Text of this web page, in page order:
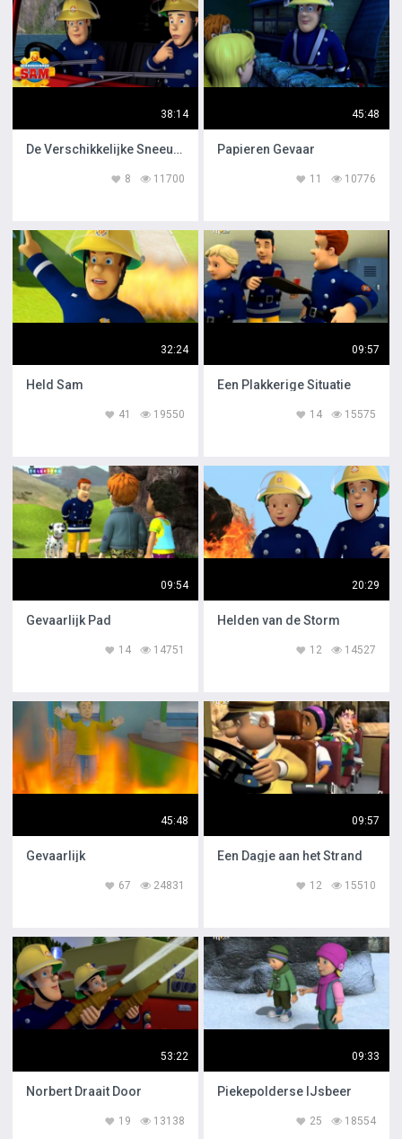
38:14
De Verschikkelijke Sneeuwbal
11700
8
45:48
Papieren Gevaar
10776
11
32:24
Held Sam
19550
41
09:57
Een Plakkerige Situatie
15575
14
09:54
Gevaarlijk Pad
14751
14
20:29
Helden van de Storm
14527
12
45:48
Gevaarlijk
24831
67
09:57
Een Dagje aan het Strand
15510
12
53:22
Norbert Draait Door
13138
19
09:33
Piekepolderse IJsbeer
18554
25